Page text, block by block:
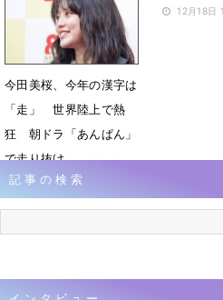
12月18日
今田美桜、今年の漢字は
「走」 世界陸上で熱
狂 朝ドラ「あんぱん」
で走り抜け
12月1日 08時16分
記事の検索